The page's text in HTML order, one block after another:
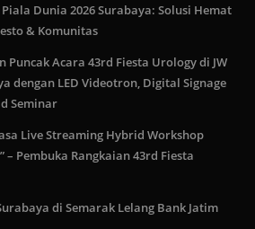
Dunia 2026 Surabaya: Solusi Hemat
& Komunitas
Puncak Acara 43rd Fiesta Urology di JW
dengan LED Videotron, Digital Signage
Seminar
Live Streaming Hybrid Workshop
– Pembuka Rangkaian 43rd Fiesta
di Semarak Lelang Bank Jatim